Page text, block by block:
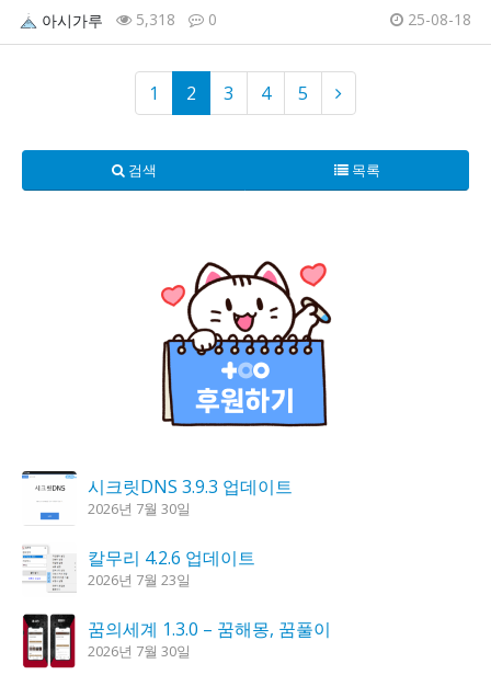
아시가루 5,318 0 25-08-18
1 2 3 4 5
검색 목록
시크릿DNS 3.9.3 업데이트
2026년 7월 30일
칼무리 4.2.6 업데이트
2026년 7월 23일
꿈의세계 1.3.0 – 꿈해몽, 꿈풀이
2026년 7월 30일